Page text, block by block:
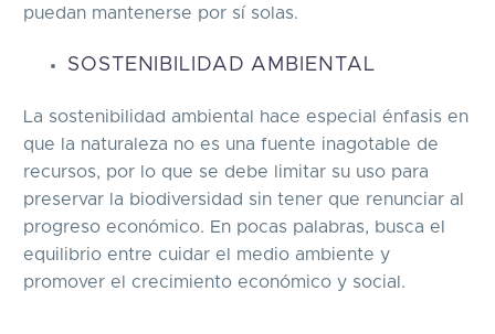
puedan mantenerse por sí solas.
SOSTENIBILIDAD AMBIENTAL
La sostenibilidad ambiental hace especial énfasis en
que la naturaleza no es una fuente inagotable de
recursos, por lo que se debe limitar su uso para
preservar la biodiversidad sin tener que renunciar al
progreso económico. En pocas palabras, busca el
equilibrio entre cuidar el medio ambiente y
promover el crecimiento económico y social.